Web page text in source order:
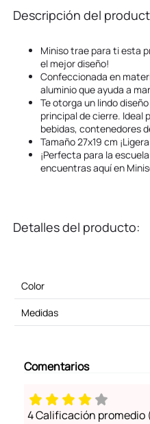
Descripción del
Miniso trae para ti esta
el mejor diseño!
Confeccionada en
aluminio que ayuda a
Te otorga un lindo
principal de cierre. Ideal
bebidas, contenedores
Tamaño 27x19 cm
¡Perfecta para la
encuentras aquí en
Detalles del producto:
Color
Medidas
Comentarios
4 Calificación promedio